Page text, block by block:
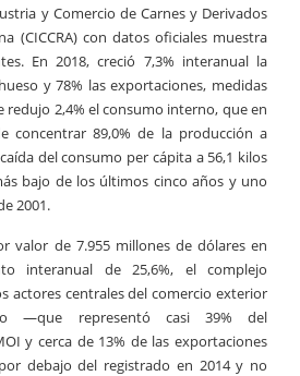
y Comercio de Carnes y Derivados
(CICCRA) con datos oficiales muestra
En 2018, creció 7,3% interanual la
y 78% las exportaciones, medidas
redujo 2,4% el consumo interno, que en
concentrar 89,0% de la producción a
del consumo per cápita a 56,1 kilos
bajo de los últimos cinco años y uno
2001.
valor de 7.955 millones de dólares en
interanual de 25,6%, el complejo
actores centrales del comercio exterior
—que representó casi 39% del
y cerca de 13% de las exportaciones
debajo del registrado en 2014 y no